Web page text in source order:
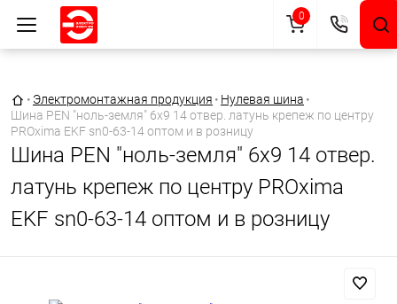
Главная страница
• Электромонтажная продукция • Нулевая шина •
Шина PEN "ноль-земля" 6х9 14 отвер. латунь крепеж по центру
PROxima EKF sn0-63-14 оптом и в розницу
Шина PEN "ноль-земля" 6х9 14 отвер.
латунь крепеж по центру PROxima
EKF sn0-63-14 оптом и в розницу
0